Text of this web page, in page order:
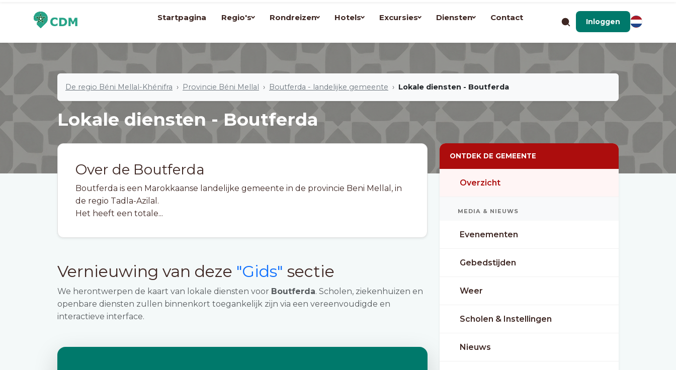
Startpagina Regio's Rondreizen Hotels Excursies Diensten Contact Inloggen
De regio Béni Mellal-Khénifra Provincie Béni Mellal Boutferda - landelijke gemeente Lokale diensten - Boutferda
Lokale diensten - Boutferda
Over de Boutferda
Boutferda is een Marokkaanse landelijke gemeente in de provincie Beni Mellal, in
de regio Tadla-Azilal.
Het heeft een totale...
Vernieuwing van deze "Gids" sectie
We herontwerpen de kaart van lokale diensten voor Boutferda. Scholen, ziekenhuizen en
openbare diensten zullen binnenkort toegankelijk zijn via een vereenvoudigde en
interactieve interface.
ONTDEK DE GEMEENTE
Overzicht
MEDIA & NIEUWS
Evenementen
Gebedstijden
Weer
Scholen & Instellingen
Nieuws